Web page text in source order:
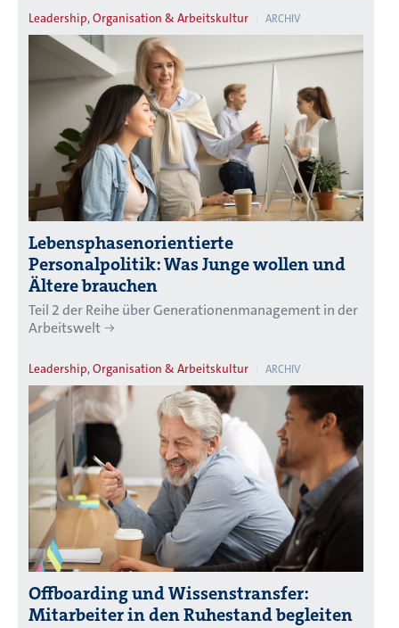
Leadership, Organisation & Arbeitskultur ARCHIV
Lebensphasenorientierte
Personalpolitik: Was Junge wollen und
Ältere brauchen
Teil 2 der Reihe über Generationenmanagement in der
Arbeitswelt
Leadership, Organisation & Arbeitskultur ARCHIV
Offboarding und Wissenstransfer:
Mitarbeiter in den Ruhestand begleiten